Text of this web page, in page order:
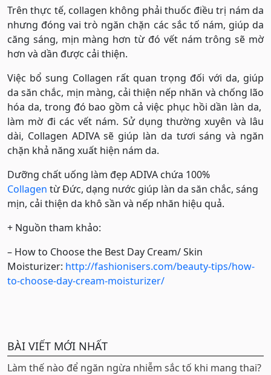
Trên thực tế, collagen không phải thuốc điều trị nám da
nhưng đóng vai trò ngăn chặn các sắc tố nám, giúp da
căng sáng, mịn màng hơn từ đó vết nám trông sẽ mờ
hơn và dần được cải thiện.
Việc bổ sung Collagen rất quan trọng đối với da, giúp
da săn chắc, mịn màng, cải thiện nếp nhăn và chống lão
hóa da, trong đó bao gồm cả việc phục hồi dần làn da,
làm mờ đi các vết nám. Sử dụng thường xuyên và lâu
dài, Collagen ADIVA sẽ giúp làn da tươi sáng và ngăn
chặn khả năng xuất hiện nám da.
Dưỡng chất uống làm đẹp ADIVA chứa 100%
Collagen từ Đức, dạng nước giúp làn da săn chắc, sáng
mịn, cải thiện da khô sần và nếp nhăn hiệu quả.
+ Nguồn tham khảo:
– How to Choose the Best Day Cream/ Skin
Moisturizer: http://fashionisers.com/beauty-tips/how-
to-choose-day-cream-moisturizer/
BÀI VIẾT MỚI NHẤT
Làm thế nào để ngăn ngừa nhiễm sắc tố khi mang thai?